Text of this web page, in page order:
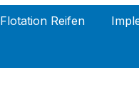
Flotation Reifen